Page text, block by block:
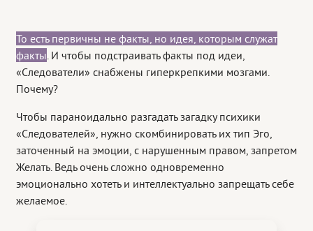
То есть первичны не факты, но идея, которым служат
факты. И чтобы подстраивать факты под идеи,
«Следователи» снабжены гиперкрепкими мозгами.
Почему?
Чтобы параноидально разгадать загадку психики
«Следователей», нужно скомбинировать их тип Эго,
заточенный на эмоции, с нарушенным правом, запретом
Желать. Ведь очень сложно одновременно
эмоционально хотеть и интеллектуально запрещать себе
желаемое.